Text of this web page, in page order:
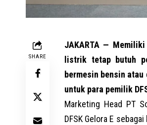
SHARE
JAKARTA —
listrik tetap butuh
bermesin bensin
untuk para pemilik
Marketing Head PT
DFSK Gelora E